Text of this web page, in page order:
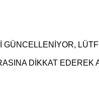
DİKKAT EDEREK